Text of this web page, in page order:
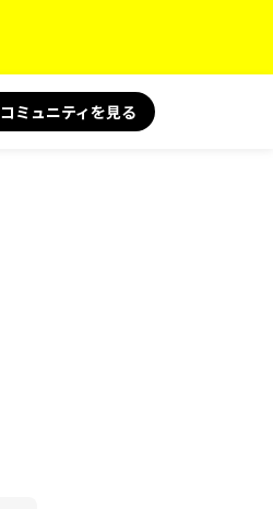
コミュニティを見る